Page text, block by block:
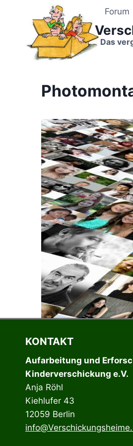
Forum
Das
KONTAKT
Aufarbeitung und
Kinderverschickung e.V.
Anja Röhl
Kiehlufer 43
12059 Berlin